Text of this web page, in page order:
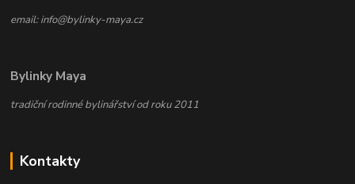
email: info@bylinky-maya.cz
Bylinky Maya
tradiční rodinné bylinářství od roku 2011
Kontakty